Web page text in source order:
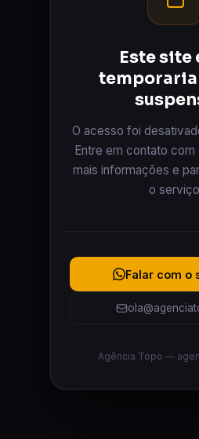
Este site
O acesso foi
Entre em contato com
mais informações e
o
Falar com o
Agência Topo —